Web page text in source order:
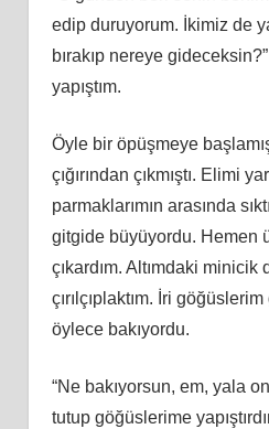
edip duruyorum. İkimiz de
bırakıp nereye
yapıştım.
Öyle bir öpüşmeye
çığırından çıkmıştı. Elimi
parmaklarımın arasında
gitgide büyüyordu. Hemen
çıkardım. Altımdaki
çırılçıplaktım. İri
öylece bakıyordu.
“Ne bakıyorsun, em, yala
tutup göğüslerime